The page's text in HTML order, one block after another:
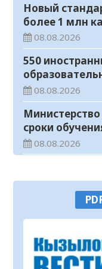
Новый
более 1 млн
08.08.2026
550
Казахстане
08.08.2026
сроки
учебный год
08.08.2026
08.08.2026
У граждан
выборов в
07.08.2026
В